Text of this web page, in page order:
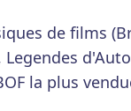
de films
Legendes
la plus